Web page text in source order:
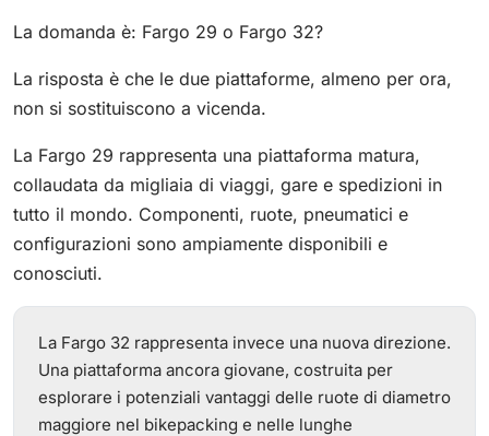
La domanda è: Fargo 29 o Fargo 32?
La risposta è che le due piattaforme, almeno per ora,
non si sostituiscono a vicenda.
La Fargo 29 rappresenta una piattaforma matura,
collaudata da migliaia di viaggi, gare e spedizioni in
tutto il mondo. Componenti, ruote, pneumatici e
configurazioni sono ampiamente disponibili e
conosciuti.
La Fargo 32 rappresenta invece una nuova direzione.
Una piattaforma ancora giovane, costruita per
esplorare i potenziali vantaggi delle ruote di diametro
maggiore nel bikepacking e nelle lunghe